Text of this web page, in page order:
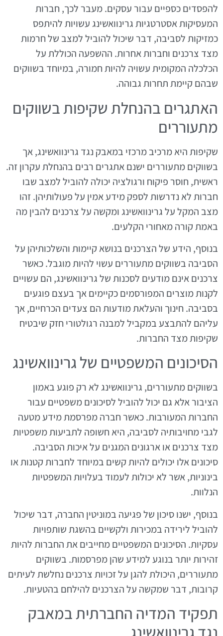
להפסדים כספיים עבור עסקים. מעבר לכך, חברות
המעסיקות אסטרטגיות גרינוואשינג עשויות להיתפס
כמזיקות לסביבה, דבר שיכול להוביל למצב של חרמות
מצד צרכנים וחברות אחרות. ההשפעה הכוללת על
הכלכלה המקומית עשויה להיות חמורה, במיוחד בשווקים
שבהם קיימת תחרות גבוהה.
האתגרים בהנחלת שקיפות בשווקים
מתעוררים
שקיפות היא מרכיב מרכזי במאבק נגד גרינוואשינג, אך
בשווקים מתעוררים ישנם אתגרים רבים בהנחלת עקרון זה.
ראשית, חוסר פיקוח ורגולציה יכולה להוביל למצב שבו
חברות לא נדרשות לספק מידע אמין על פעולותיהן. זהו
מצב המקל על גרינוואשינג ומקשה על צרכנים להבין מה
באמת קורה מאחורי הקלעים.
בנוסף, הידע של הצרכנים בנושא קיימות והשלכותיהן על
הסביבה בשווקים מתעוררים עשוי להיות מוגבל. כאשר
צרכנים אינם מודעים לסכנות של גרינוואשינג, הם עשויים
לקנות מוצרים המפורסמים כקיימים אך בעצם פוגעים
בסביבה. חינוך והעלאת מודעות הם צעדים הכרחיים, אך
עליהם להתבצע במקביל למבנה רגולטורי חזק שיבטיח
שקיפות מצד החברות.
הסיכונים המשפטיים של גרינוואשינג
בשווקים מתעוררים, גרינוואשינג לא רק פוגע באמון
הציבור אלא גם יכול להוביל לסיכונים משפטיים עבור
החברות המעורבות. כאשר חברה מפרסמת מידע מטעה
לגבי מחויבותיה לסביבה, היא חשופה לתביעות משפטיות
מצד צרכנים או ארגונים המגנים על איכות הסביבה.
סיכונים אלו יכולים להיות קשים במיוחד לחברות קטנות או
בינוניות, אשר לא יכולות לעמוד בעלויות המשפטיות
הנלוות.
בנוסף, ישנו סיכון של פגיעה במוניטין החברה, דבר שיכול
להוביל לירידה במכירות ולקשיים בהשגת שותפויות
עסקיות. הסיכונים המשפטיים מחייבים את החברות להיות
זהירות יותר בנוגע למידע שהן מפרסמות. בשווקים
מתעוררים, היכולת להגן על זכויות צרכנים נחלשת לעיתים
קרובות, דבר שמקשה על הצרכנים להילחם בהטעיות.
תפקיד המדיה החברתית במאבק